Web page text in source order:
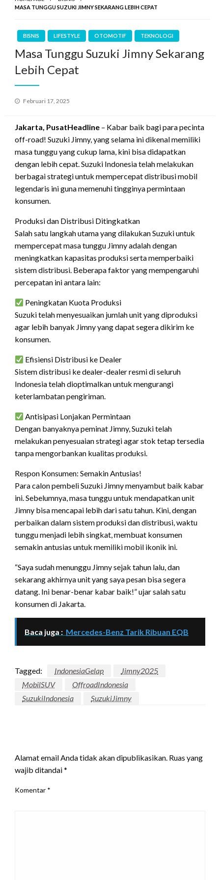
MASA TUNGGU SUZUKI JIMNY SEKARANG LEBIH CEPAT
BISNIS LIFESTYLE OTOMOTIF TEKNOLOGI
Masa Tunggu Suzuki Jimny Sekarang
Lebih Cepat
Posted
Februari 17, 2025
Jakarta, PusatHeadline – Kabar baik bagi para pecinta
off-road! Suzuki Jimny, yang selama ini dikenal memiliki
masa tunggu yang cukup lama, kini bisa didapatkan
dengan lebih cepat. Suzuki Indonesia telah melakukan
berbagai strategi untuk mempercepat distribusi mobil
legendaris ini guna memenuhi tingginya permintaan
konsumen.
Produksi dan Distribusi Ditingkatkan
Salah satu langkah utama yang dilakukan Suzuki untuk
mempercepat masa tunggu Jimny adalah dengan
meningkatkan kapasitas produksi serta memperbaiki
sistem distribusi. Beberapa faktor yang mempengaruhi
percepatan ini antara lain:
Peningkatan Kuota Produksi
Suzuki telah menyesuaikan jumlah unit yang diproduksi
agar lebih banyak Jimny yang dapat segera dikirim ke
konsumen.
Efisiensi Distribusi ke Dealer
Sistem distribusi ke dealer-dealer resmi di seluruh
Indonesia telah dioptimalkan untuk mengurangi
keterlambatan pengiriman.
Antisipasi Lonjakan Permintaan
Dengan banyaknya peminat Jimny, Suzuki telah
melakukan penyesuaian strategi agar stok tetap tersedia
tanpa mengorbankan kualitas produksi.
Respon Konsumen: Semakin Antusias!
Para calon pembeli Suzuki Jimny menyambut baik kabar
ini. Sebelumnya, masa tunggu untuk mendapatkan unit
Jimny bisa mencapai lebih dari satu tahun. Kini, dengan
perbaikan dalam sistem produksi dan distribusi, waktu
tunggu menjadi lebih singkat, membuat konsumen
semakin antusias untuk memiliki mobil ikonik ini.
“Saya sudah menunggu Jimny sejak tahun lalu, dan
sekarang akhirnya unit yang saya pesan bisa segera
datang. Ini benar-benar kabar baik!” ujar salah satu
konsumen di Jakarta.
Baca juga : Mercedes-Benz Tarik Ribuan EQB
Tagged: IndonesiaGelap
Jimny2025
MobilSUV
OffroadIndonesia
SuzukiIndonesia
SuzukiJimny
Alamat email Anda tidak akan dipublikasikan. Ruas yang
wajib ditandai*
Komentar *